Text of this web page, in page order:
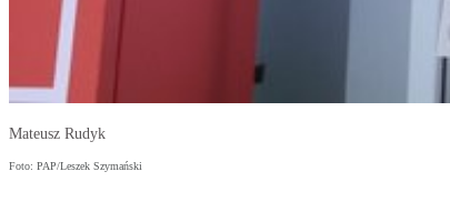
Mateusz Rudyk
Foto: PAP/Leszek Szymański